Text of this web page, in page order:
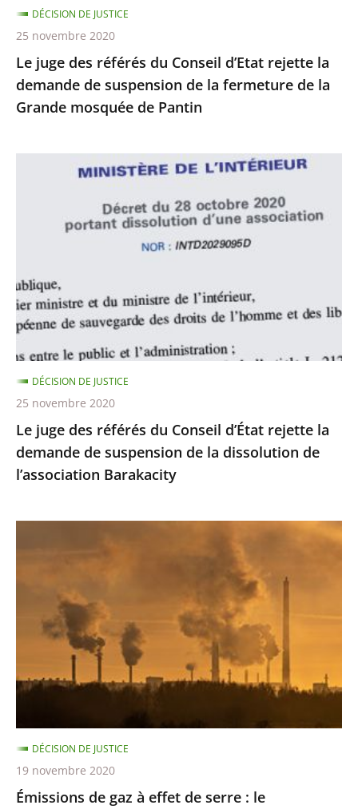
de
suspension
de
la
fermeture
la
Le juge des référés du Conseil d’Etat rejette la
demande de suspension de la fermeture de la
Grande mosquée de Pantin
DÉCISION DE JUSTICE
25 novembre 2020
Conseil
d’État
rejette
demande
de
suspension
de
la
dissolution
l’association
Le juge des référés du Conseil d’État rejette la
demande de suspension de la dissolution de
l’association Barakacity
DÉCISION DE JUSTICE
25 novembre 2020
de
effet
:
Gouvernement
doit
justifier
sous
Émissions de gaz à effet de serre : le
DÉCISION DE JUSTICE
19 novembre 2020